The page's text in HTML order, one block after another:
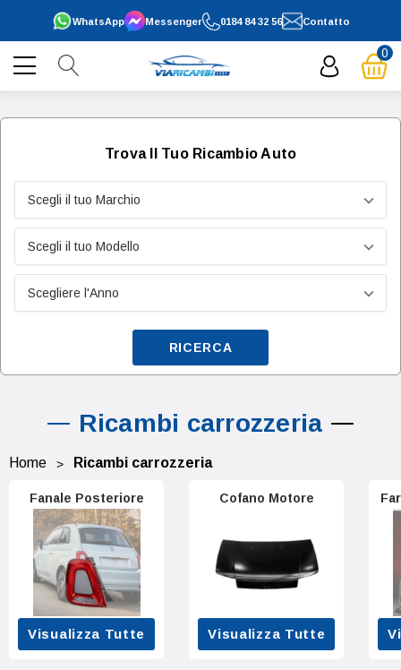
0184 84 32 56
WhatsApp Contatto
Messenger
0
Trova Il Tuo Ricambio Auto
RICERCA
Ricambi carrozzeria
Home Ricambi carrozzeria
Fanale Posteriore
Visualizza Tutte
Cofano Motore
Visualizza Tutte